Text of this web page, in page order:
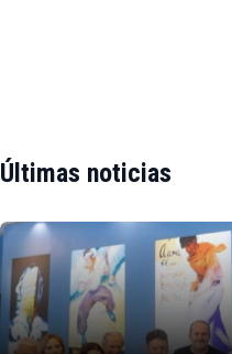
Últimas noticias